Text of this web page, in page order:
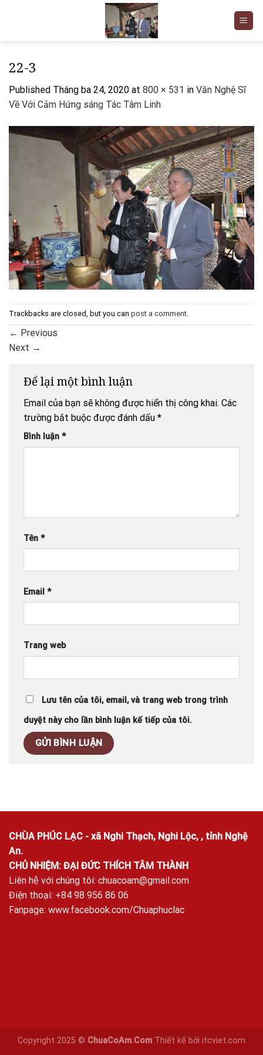
22-3
Published Tháng ba 24, 2020 at 800 × 531 in Văn Nghệ Sĩ
Về Với Cảm Hứng sáng Tác Tâm Linh
Trackbacks are closed, but you can post a comment.
← Previous
Next →
Để lại một bình luận
Email của bạn sẽ không được hiển thị công khai. Các
trường bắt buộc được đánh dấu *
Bình luận *
Tên *
Email *
Trang web
Lưu tên của tôi, email, và trang web trong trình
duyệt này cho lần bình luận kế tiếp của tôi.
CHÙA PHÚC LẠC - xã Nghi Thạch, Nghi Lộc, , tỉnh Nghệ
An.
CHỦ NHIỆM: ĐẠI ĐỨC THÍCH TÂM THÀNH
Liên hệ với chúng tôi: chuacoam@gmail.com
Điện thoại: +84 98 956 86 06
Fanpage: www.facebook.com/Chuaphuclac
Copyright 2025 © ChuaCoAm.Com Thiết kế bởi itcviet.com